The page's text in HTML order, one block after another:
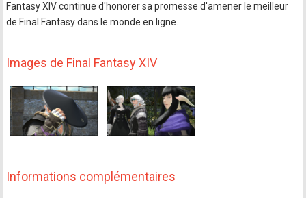
Fantasy XIV continue d'honorer sa promesse d'amener le meilleur
de Final Fantasy dans le monde en ligne.
Images de Final Fantasy XIV
Informations complémentaires